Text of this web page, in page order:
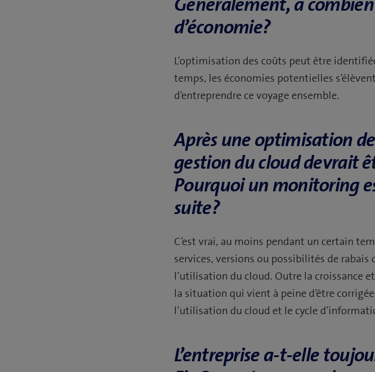
d’économie?
L’optimisation des coûts peut être
temps, les économies potentielles
d’entreprendre ce voyage ensemble.
Après une optimisation
gestion du cloud devrait
Pourquoi un monitoring
suite?
C’est vrai, au moins pendant un certain
services, versions ou possibilités de rabais
l’utilisation du cloud. Outre la croissance
la situation qui vient à peine d’être
l’utilisation du cloud et le cycle
L’entreprise a-t-elle